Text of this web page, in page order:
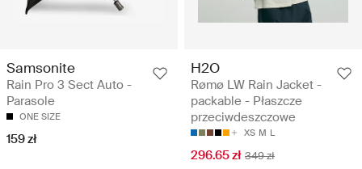
Samsonite
Rain Pro 3 Sect Auto -
Parasole
ONE SIZE
159 zł
H2O
Rømø LW Rain Jacket -
packable - Płaszcze
przeciwdeszczowe
XS M L
296.65 zł 349 zł